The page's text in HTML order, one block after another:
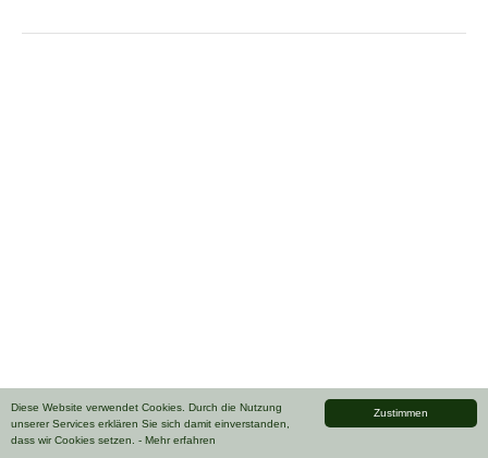
Zustimmen
Diese Website verwendet Cookies. Durch die Nutzung
unserer Services erklären Sie sich damit einverstanden,
dass wir Cookies setzen. - Mehr erfahren